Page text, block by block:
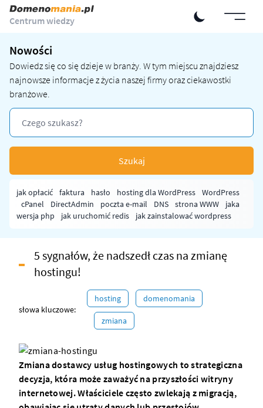
Centrum wiedzy
Nowości
Dowiedz się co się dzieje w branży. W tym miejscu znajdziesz
najnowsze informacje z życia naszej firmy oraz ciekawostki
branżowe.
Szukaj
jak opłacić faktura hasło hosting dla WordPress
WordPress
cPanel
DirectAdmin poczta e-mail DNS strona WWW
jaka
wersja php
jak uruchomić redis jak zainstalować wordpress
5 sygnałów, że nadszedł czas na zmianę
hostingu!
słowa kluczowe:
hosting domenomania
zmiana
Zmiana dostawcy usług hostingowych to strategiczna
decyzja, która może zaważyć na przyszłości witryny
internetowej. Właściciele często zwlekają z migracją,